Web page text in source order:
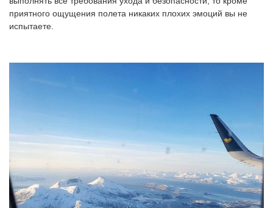
приятного ощущения полета никаких плохих эмоций вы не
испытаете.